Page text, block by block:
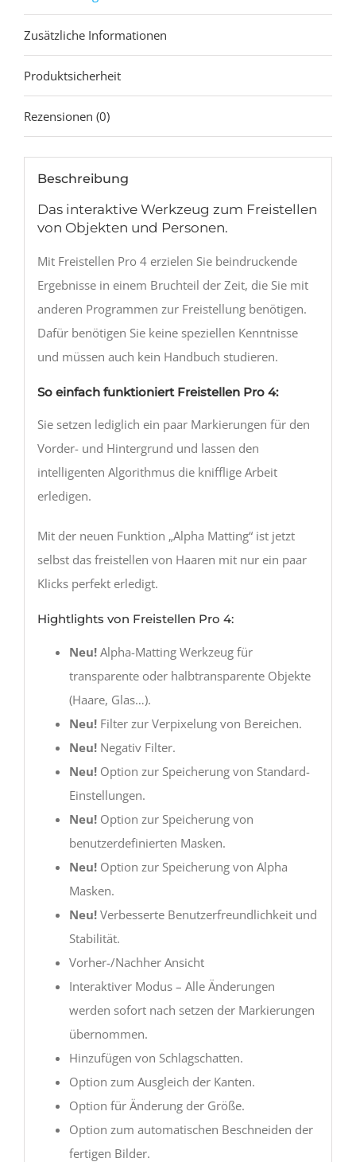
Zusätzliche Informationen
Produktsicherheit
Rezensionen (0)
Beschreibung
Das interaktive Werkzeug zum Freistellen
von Objekten und Personen.
Mit Freistellen Pro 4 erzielen Sie beindruckende
Ergebnisse in einem Bruchteil der Zeit, die Sie mit
anderen Programmen zur Freistellung benötigen.
Dafür benötigen Sie keine speziellen Kenntnisse
und müssen auch kein Handbuch studieren.
So einfach funktioniert Freistellen Pro 4:
Sie setzen lediglich ein paar Markierungen für den
Vorder- und Hintergrund und lassen den
intelligenten Algorithmus die knifflige Arbeit
erledigen.
Mit der neuen Funktion „Alpha Matting“ ist jetzt
selbst das freistellen von Haaren mit nur ein paar
Klicks perfekt erledigt.
Hightlights von Freistellen Pro 4:
Neu!Alpha-Matting Werkzeug für
transparente oder halbtransparente Objekte
(Haare, Glas…).
Neu!Filter zur Verpixelung von Bereichen.
Neu!Negativ Filter.
Neu!Option zur Speicherung von Standard-
Einstellungen.
Neu!Option zur Speicherung von
benutzerdefinierten Masken.
Neu!Option zur Speicherung von Alpha
Masken.
Neu!Verbesserte Benutzerfreundlichkeit und
Stabilität.
Vorher-/Nachher Ansicht
Interaktiver Modus – Alle Änderungen
werden sofort nach setzen der Markierungen
übernommen.
Hinzufügen von Schlagschatten.
Option zum Ausgleich der Kanten.
Option für Änderung der Größe.
Option zum automatischen Beschneiden der
fertigen Bilder.